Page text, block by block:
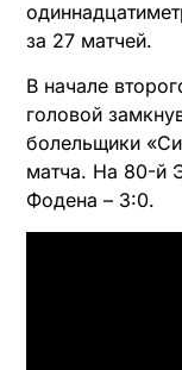
за 27 матчей.
В начале
головой
болельщики
матча. На 80-й
Фодена – 3:0.